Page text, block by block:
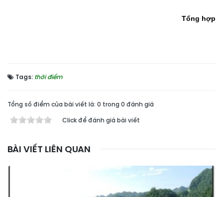
Tổng hợp
Tags: thời điểm
Tổng số điểm của bài viết là: 0 trong 0 đánh giá
Click để đánh giá bài viết
BÀI VIẾT LIÊN QUAN